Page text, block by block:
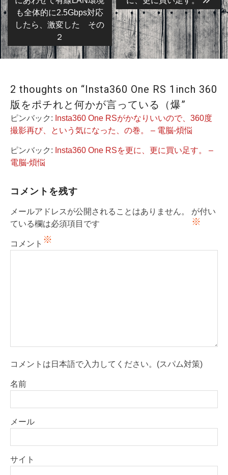
ナ
ビ
ゲ
ー
ョ
ン
も全体的に2.5Gbps対応
したら、激変した その
２
2 thoughts on “Insta360 One RS 1inch 360
版をポチれと何かが言っている（爆”
ピンバック: Insta360 One RSがかなりいいので、360度
撮影再び、という気になった、の巻。 – 電脳-煩悩
ピンバック: Insta360 One RSを更に、更に買い足す。 –
電脳-煩悩
コメントを残す
メールアドレスが公開されることはありません。
※
が付い
ている欄は必須項目です
コメント ※
コメントは日本語で入力してください。(スパム対策)
名前
メール
サイト